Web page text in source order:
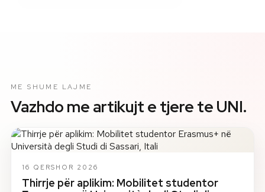
ME SHUME LAJME
Vazhdo me artikujt e tjere te UNI.
16 QERSHOR 2026
Thirrje për aplikim: Mobilitet studentor